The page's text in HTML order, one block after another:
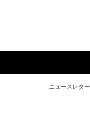
ニュースレター